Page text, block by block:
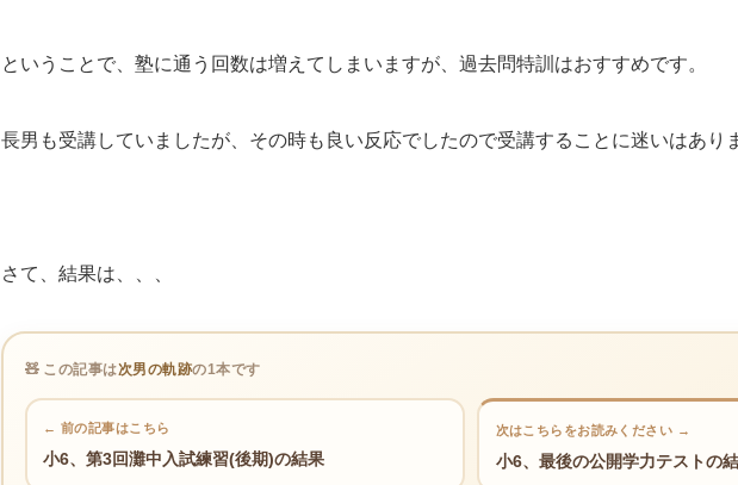
ということで、塾に通う回数は増えてしまいますが、過去問特訓はおすすめです。
長男も受講していましたが、その時も良い反応でしたので受講することに迷いはあり
さて、結果は、、、
🧸 この記事は次男の軌跡の1本です
← 前の記事はこちら
小6、第3回灘中入試練習(後期)の結果
次はこちらをお読みください →
小6、最後の公開学力テストの